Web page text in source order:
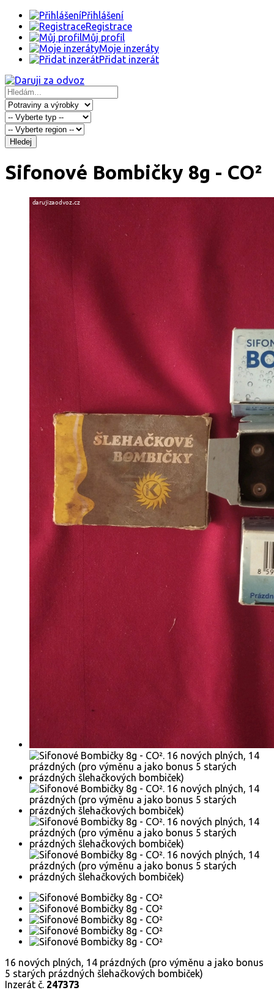
Přihlášení
Registrace
Můj profil
Moje inzeráty
Přidat inzerát
Hledej
Sifonové Bombičky 8g - CO²
16 nových plných, 14 prázdných (pro výměnu a jako bonus
5 starých prázdných šlehačkových bombiček)
Inzerát č. 247373